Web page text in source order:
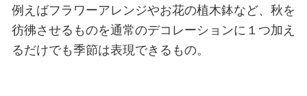
例えばフラワーアレンジやお花の植木鉢など、秋を
彷彿させるものを通常のデコレーションに１つ加え
るだけでも季節は表現できるもの。